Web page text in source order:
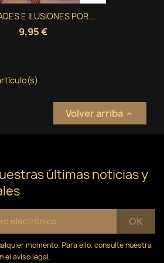
E ILUSIONES POR...
9,95 €
Volver arriba 
últimas noticias y
momento. Para ello, consulte nuestra
el aviso legal.